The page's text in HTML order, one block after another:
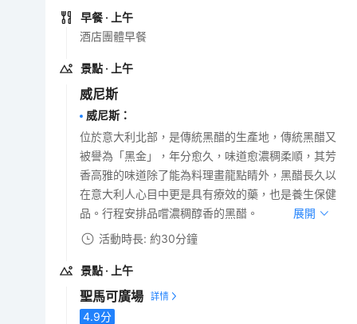
早餐 · 上午
酒店團體早餐
景點 · 上午
威尼斯
威尼斯 ：
位於意大利北部，是傳統黑醋的生產地，傳統黑醋又
被譽為「黑金」，年分愈久，味道愈濃稠柔順，其芳
香高雅的味道除了能為料理畫龍點睛外，黑醋長久以
在意大利人心目中更是具有療效的藥，也是養生保健
品。行程安排品嚐濃稠醇香的黑醋。
展開
活動時長: 約30分鐘
景點 · 上午
聖馬可廣場
4.9分